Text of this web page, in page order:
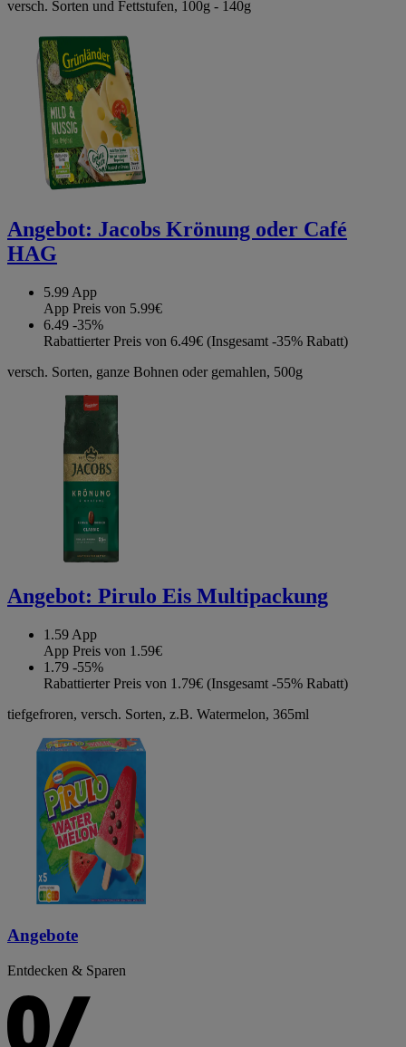
versch. Sorten und Fettstufen, 100g - 140g
Angebot: Jacobs Krönung oder Café
HAG
5.99 App
App Preis von 5.99€
6.49 -35%
Rabattierter Preis von 6.49€ (Insgesamt -35% Rabatt)
versch. Sorten, ganze Bohnen oder gemahlen, 500g
Angebot: Pirulo Eis Multipackung
1.59 App
App Preis von 1.59€
1.79 -55%
Rabattierter Preis von 1.79€ (Insgesamt -55% Rabatt)
tiefgefroren, versch. Sorten, z.B. Watermelon, 365ml
Angebote
Entdecken & Sparen